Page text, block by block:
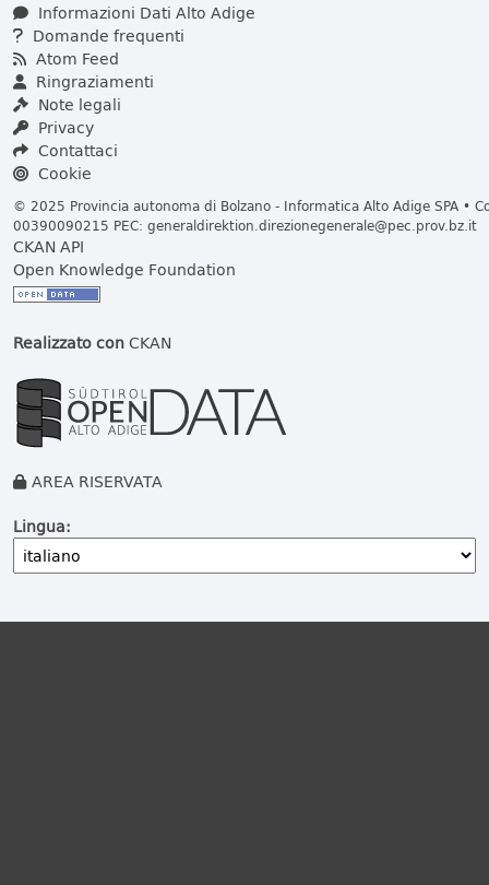
Informazioni Dati Alto Adige
Domande frequenti
Atom Feed
Ringraziamenti
Note legali
Privacy
Contattaci
Cookie
© 2025 Provincia autonoma di Bolzano - Informatica Alto Adige SPA •
00390090215 PEC: generaldirektion.direzionegenerale@pec.prov.bz.it
CKAN API
Open Knowledge Foundation
Realizzato conCKAN
AREA RISERVATA
Lingua